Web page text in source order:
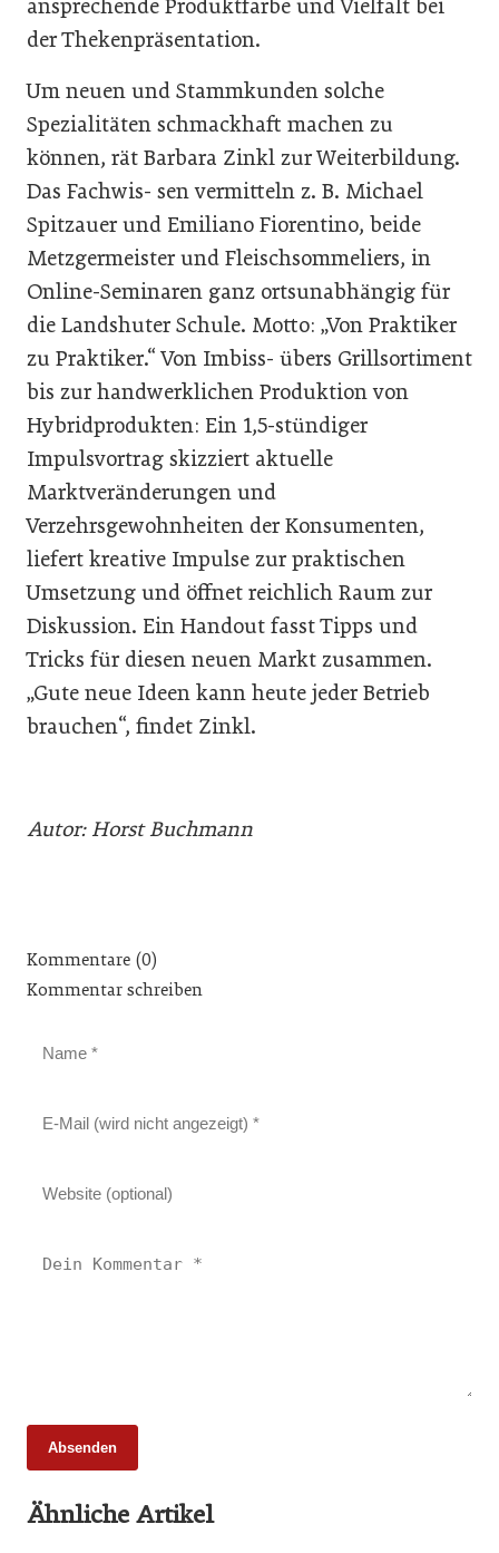
ansprechende Produktfarbe und Vielfalt bei
der Thekenpräsentation.
Um neuen und Stammkunden solche
Spezialitäten schmackhaft machen zu
können, rät Barbara Zinkl zur Weiterbildung.
Das Fachwis- sen vermitteln z. B. Michael
Spitzauer und Emiliano Fiorentino, beide
Metzgermeister und Fleischsommeliers, in
Online-Seminaren ganz ortsunabhängig für
die Landshuter Schule. Motto: „Von Praktiker
zu Praktiker.“ Von Imbiss- übers Grillsortiment
bis zur handwerklichen Produktion von
Hybridprodukten: Ein 1,5-stündiger
Impulsvortrag skizziert aktuelle
Marktveränderungen und
Verzehrsgewohnheiten der Konsumenten,
liefert kreative Impulse zur praktischen
Umsetzung und öffnet reichlich Raum zur
Diskussion. Ein Handout fasst Tipps und
Tricks für diesen neuen Markt zusammen.
„Gute neue Ideen kann heute jeder Betrieb
brauchen“, findet Zinkl.
Autor: Horst Buchmann
Kommentare (0)
Kommentar schreiben
Absenden
Ähnliche Artikel
03. März 2026
27. Februar 2026